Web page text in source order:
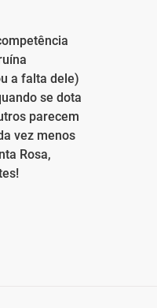
a falta dele)
se dota
parecem
vez menos
Rosa,